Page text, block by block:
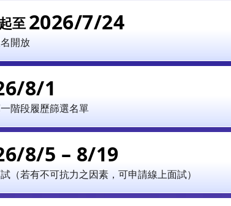
至 2026/7/24
開放
8/1
階段履歷篩選名單
8/5 – 8/19
（若有不可抗力之因素，可申請線上面試）